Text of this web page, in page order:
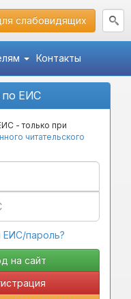
слабовидящих
Контакты
по ЕИС
- только при
читательского
ЕИС/пароль?